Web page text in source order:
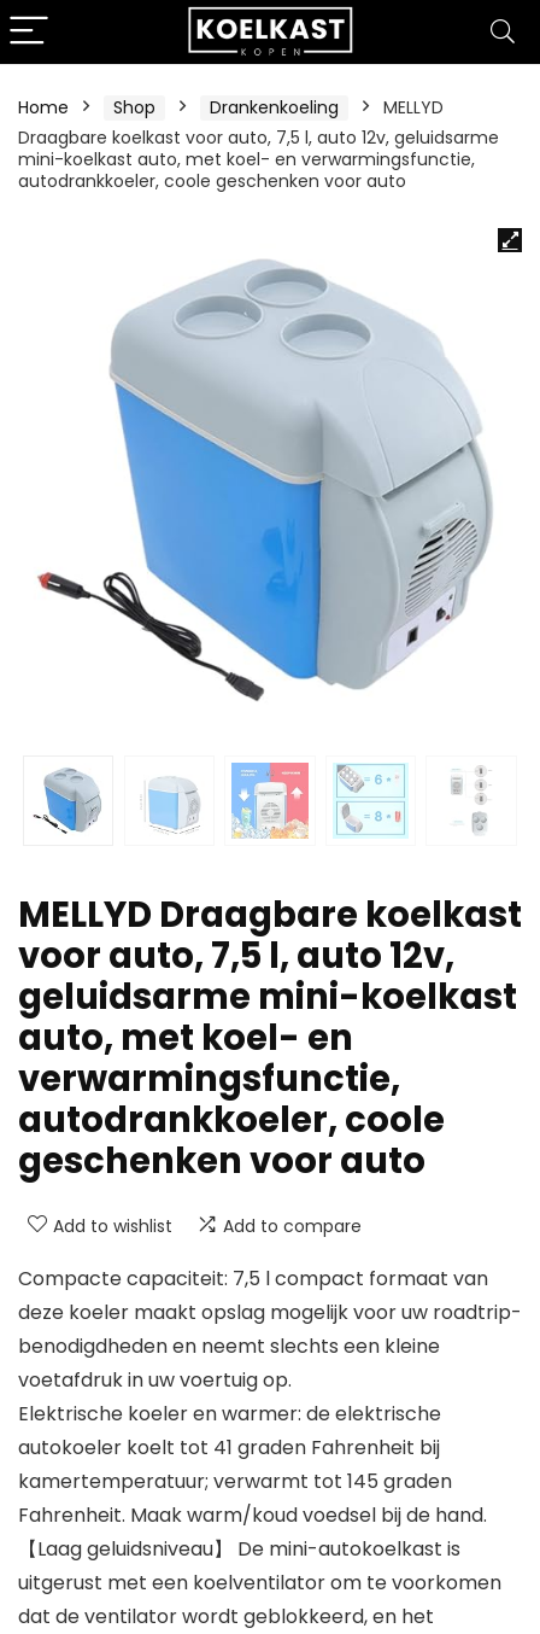
Home Shop Drankenkoeling
MELLYD
Draagbare koelkast voor auto, 7,5 l, auto 12v, geluidsarme
mini-koelkast auto, met koel- en verwarmingsfunctie,
autodrankkoeler, coole geschenken voor auto
MELLYD Draagbare koelkast
voor auto, 7,5 l, auto 12v,
geluidsarme mini-koelkast
auto, met koel- en
verwarmingsfunctie,
autodrankkoeler, coole
geschenken voor auto
Add to wishlist Add to compare
Compacte capaciteit: 7,5 l compact formaat van
deze koeler maakt opslag mogelijk voor uw roadtrip-
benodigdheden en neemt slechts een kleine
voetafdruk in uw voertuig op.
Elektrische koeler en warmer: de elektrische
autokoeler koelt tot 41 graden Fahrenheit bij
kamertemperatuur; verwarmt tot 145 graden
Fahrenheit. Maak warm/koud voedsel bij de hand.
【Laag geluidsniveau】 De mini-autokoelkast is
uitgerust met een koelventilator om te voorkomen
dat de ventilator wordt geblokkeerd, en het